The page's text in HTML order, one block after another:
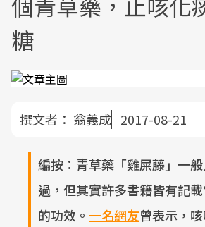
糖
撰文者： 翁義成 2017-08-21
編按：青草藥「雞屎藤」一
過，但其實許多書籍皆有記
的功效。 一名網友曾表示，